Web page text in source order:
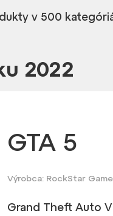
v 500
2022
GTA 5
Výrobca: RockStar
Grand Theft Auto